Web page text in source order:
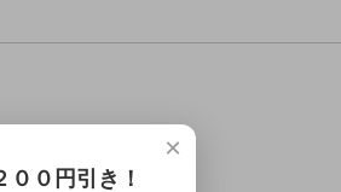
×
０円引き！